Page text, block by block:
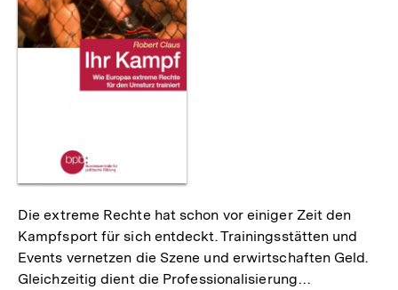
Die extreme Rechte hat schon vor einiger Zeit den
Kampfsport für sich entdeckt. Trainingsstätten und
Events vernetzen die Szene und erwirtschaften Geld.
Gleichzeitig dient die Professionalisierung…